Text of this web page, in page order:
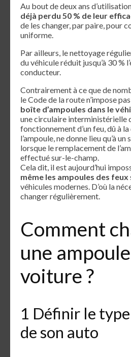
Au bout de deux ans
déjà perdu 50 % de leur
de les changer, par paire, pour
uniforme.
Par ailleurs, le nettoyage
du véhicule réduit jusqu’à 30 %
conducteur.
Contrairement à ce que de
le Code de la route n’impose
boîte d’ampoules dans le
une circulaire interministérielle
fonctionnement d’un feu, dû à
l’ampoule, ne donne lieu qu’à
lorsque le remplacement de
effectué sur-le-champ.
Cela dit, il est aujourd’hui
même les ampoules des feux
véhicules modernes. D’où la
changer régulièrement.
Comment
une
voiture ?
1 Définir le type
de son auto